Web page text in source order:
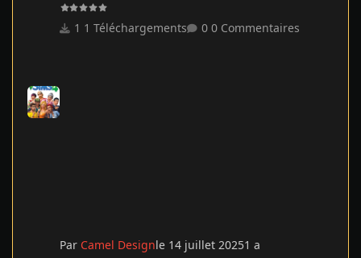
1 Téléchargements 0 Commentaires
Par Camel Designle 14 juillet 20251 a